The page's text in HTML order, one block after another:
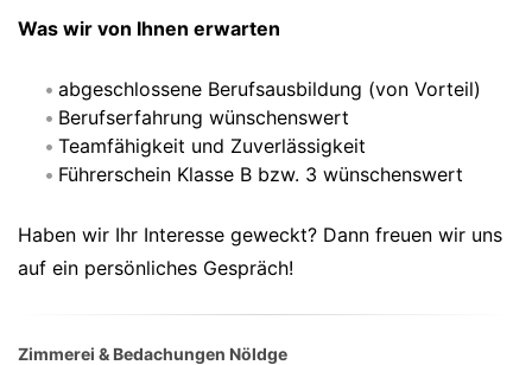
Was wir von Ihnen erwarten
abgeschlossene Berufsausbildung (von Vorteil)
Berufserfahrung wünschenswert
Teamfähigkeit und Zuverlässigkeit
Führerschein Klasse B bzw. 3 wünschenswert
Haben wir Ihr Interesse geweckt? Dann freuen wir uns
auf ein persönliches Gespräch!
Zimmerei & Bedachungen Nöldge